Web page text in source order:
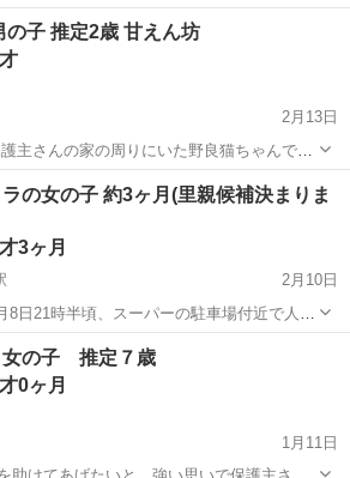
さい猫でした
て、1番よく遊ぶそうです。 眠くなると、ど
津駅 猫 ワクチン
白黒 男の子 推定2歳 甘えん坊
2月13日
られ、愛されてほしいとの思いで保護され
性格
約3ヶ月(里親候補決まりま
3ヶ月
2月10日
パーに勤める家族が発見したと連絡があっ
行くと、目があった瞬間鳴きながら、この
...
駅 猫 性格
の子 推定７歳
0ヶ月
1月11日